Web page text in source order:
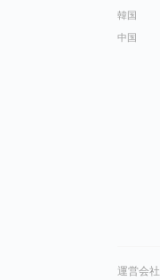
韓国
中国
運営会社